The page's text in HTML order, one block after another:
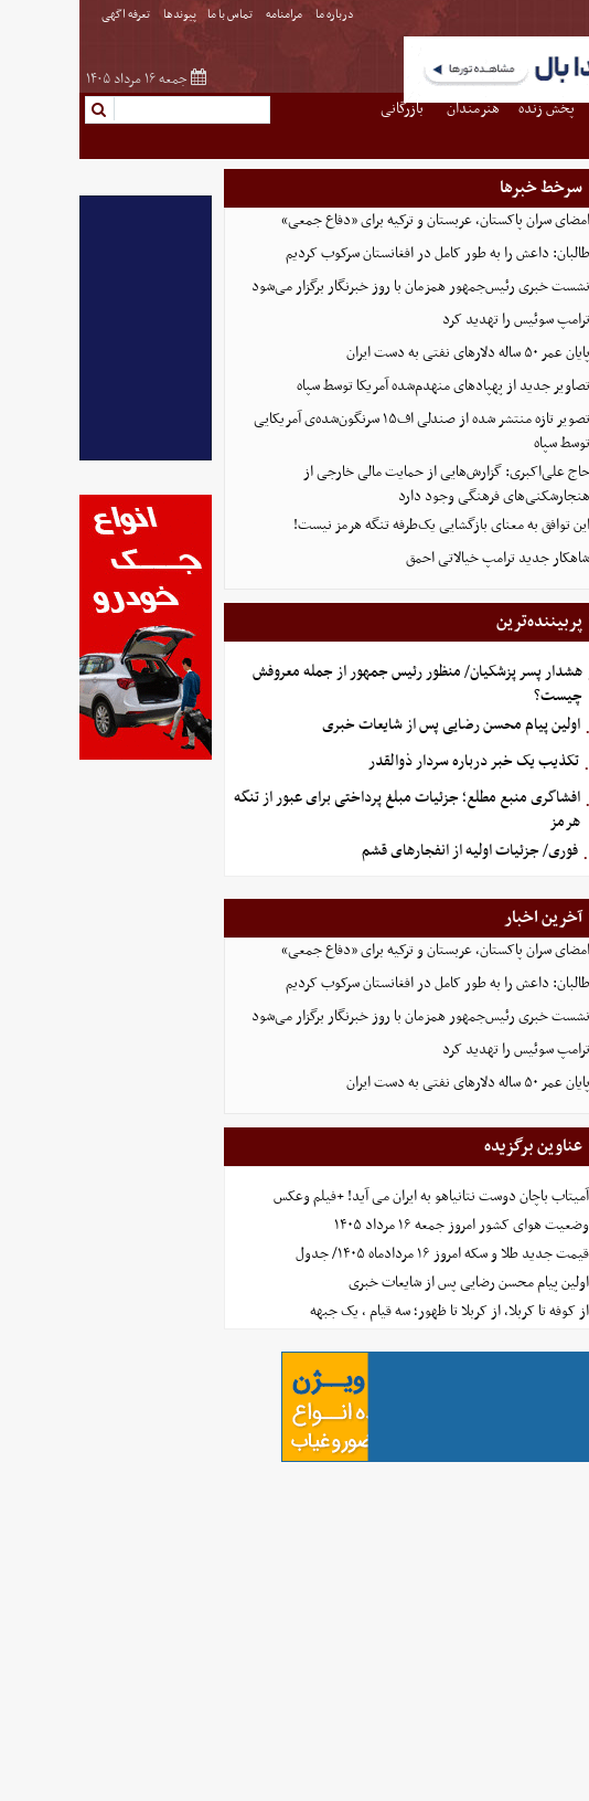
درباره ما مرامنامه تماس با ما پیوندها تعرفه اگهی
جمعه ۱۶ مرداد ۱۴۰۵
پخش زنده هنرمندان
بازرگانی
سرخط خبرها
امضای سران پاکستان، عربستان و ترکیه برای «دفاع جمعی»
طالبان: داعش را به طور کامل در افغانستان سرکوب کردیم
نشست خبری رئیس‌جمهور همزمان با روز خبرنگار برگزار می‌شود
ترامپ سوئیس را تهدید کرد
پایان عمر ۵۰ ساله دلارهای نفتی به دست ایران
تصاویر جدید از پهپادهای منهدم‌شده آمریکا توسط سپاه
تصویر تازه منتشر شده از صندلی اف۱۵ سرنگون‌شده‌ی آمریکایی
توسط سپاه
حاج علی‌اکبری: گزارش‌هایی از حمایت مالی خارجی از
هنجارشکنی‌های فرهنگی وجود دارد
این توافق به معنای بازگشایی یک‌طرفه تنگه هرمز نیست!
شاهکار جدید ترامپ خیالاتی احمق
پربیننده‌ترین
هشدار پسر پزشکیان/ منظور رئیس جمهور از جمله معروفش
چیست؟
اولین پیام محسن رضایی پس از شایعات خبری
تکذیب یک خبر درباره سردار ذوالقدر
افشاگری منبع مطلع؛ جزئیات مبلغ پرداختی برای عبور از تنگه
هرمز
فوری/ جزئیات اولیه از انفجارهای قشم
آخرین اخبار
امضای سران پاکستان، عربستان و ترکیه برای «دفاع جمعی»
طالبان: داعش را به طور کامل در افغانستان سرکوب کردیم
نشست خبری رئیس‌جمهور همزمان با روز خبرنگار برگزار می‌شود
ترامپ سوئیس را تهدید کرد
پایان عمر ۵۰ ساله دلارهای نفتی به دست ایران
عناوین برگزیده
آمیتاب باچان دوست نتانیاهو به ایران می آید! +فیلم وعکس
وضعیت هوای کشور امروز جمعه ۱۶ مرداد ۱۴۰۵
قیمت جدید طلا و سکه امروز ۱۶ مردادماه ۱۴۰۵/ جدول
اولین پیام محسن رضایی پس از شایعات خبری
از کوفه تا کربلا، از کربلا تا ظهور؛ سه قیام ، یک جبهه